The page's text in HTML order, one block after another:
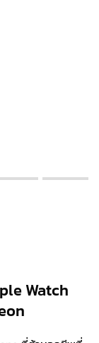
Watch